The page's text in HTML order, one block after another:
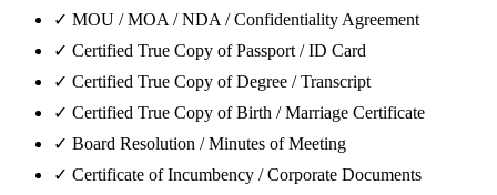
✓ MOU / MOA / NDA / Confidentiality Agreement
✓ Certified True Copy of Passport / ID Card
✓ Certified True Copy of Degree / Transcript
✓ Certified True Copy of Birth / Marriage Certificate
✓ Board Resolution / Minutes of Meeting
✓ Certificate of Incumbency / Corporate Documents